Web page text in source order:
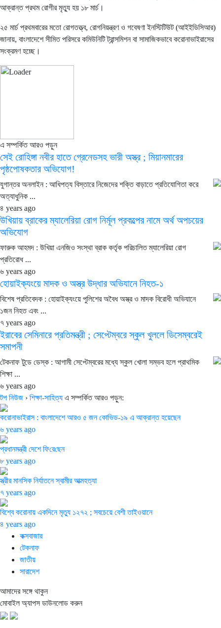
আক্রান্ত প্রথম রোগীর মৃত্যু হয় ১৮ মার্চ।
২৫ মার্চ প্রথমবারের মতো রোগতত্ত্ব, রোগনিয়ন্ত্রণ ও গবেষণা ইনস্টিটিউট (আইইডিসিআর)
জানায়, বাংলাদেশে সীমিত পরিসরে কমিউনিটি ট্রান্সমিশন বা সামাজিকভাবে করোনাভাইরাসের
সংক্রমণ হচ্ছে।
এ সম্পর্কিত আরও পড়ুন
সেই রোহিঙ্গা নবীর হাতে গ্রেনেডসহ ভারী অস্ত্র ; মিয়ানমারের
পৃষ্ঠপোষকতার অভিযোগ!
যুগান্তর অনলাইন : আধিপত্য বিস্তারে নিজেদের শক্তি বাড়াতে প্রতিযোগিতা করে
অত্যাধুনিক ...
৪ years ago
উখিয়ায় ব্রাকের ম্যালেরিয়া রোগ নির্মূল প্রকল্পের নামে অর্থ অপচয়ের
অভিযোগ
ফারুক আহমদ : উখিয়া এনজিও সংস্থা ব্রাক কর্তৃক পরিচালিত ম্যালেরিয়া রোগ
প্রতিরোধ ...
৬ years ago
হোয়াইক্যংয়ে মাদক ও অস্ত্র উদ্ধার অভিযানে নিহত-১
বিশেষ প্রতিবেদক : হোয়াইক্যংয়ে পুলিশের অবৈধ অস্ত্র ও মাদক বিরোধী অভিযানে
১জন নিহত এবং ...
৭ years ago
ইরাবের সেমিনারে প্রতিমন্ত্রী ; সেপ্টেম্বরে স্কুল খুললে ডিসেম্বরেই
সমাপনী
টেকনাফ টুডে ডেস্ক : আগামী সেপ্টেম্বরের মধ্যে স্কুল খোলা সম্ভব হলে প্রাথমিক
শিক্ষা ...
৬ years ago
টপ নিউজ › শিক্ষা-সাহিত্য এ সম্পর্কিত আরও পড়ুন:
করোনাভাইরাস : বাংলাদেশে আরও ৫ জন কোভিড-১৯ এ আক্রান্ত হয়েছেন
৬ years ago
প্রধানমন্ত্রী দেশে ফি‌রে‌ছেন
৮ years ago
স্ত্রীর মানসিক নির্যাতনে স্বামীর আত্মহত্যা
৭ years ago
বিশ্বে করোনায় একদিনে মৃত্যু ১২৭২ ; সবচেয়ে বেশী তাইওয়ানে
৪ years ago
কক্সবাজার
টেকনাফ
জাতীয়
সারাদেশ
আমাদের সঙ্গে থাকুন
মোবাইল অ্যাপস ডাউনলোড করুন